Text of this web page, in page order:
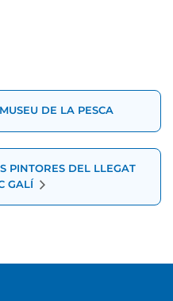
DE LA PESCA
PINTORES DEL LLEGAT
GALÍ